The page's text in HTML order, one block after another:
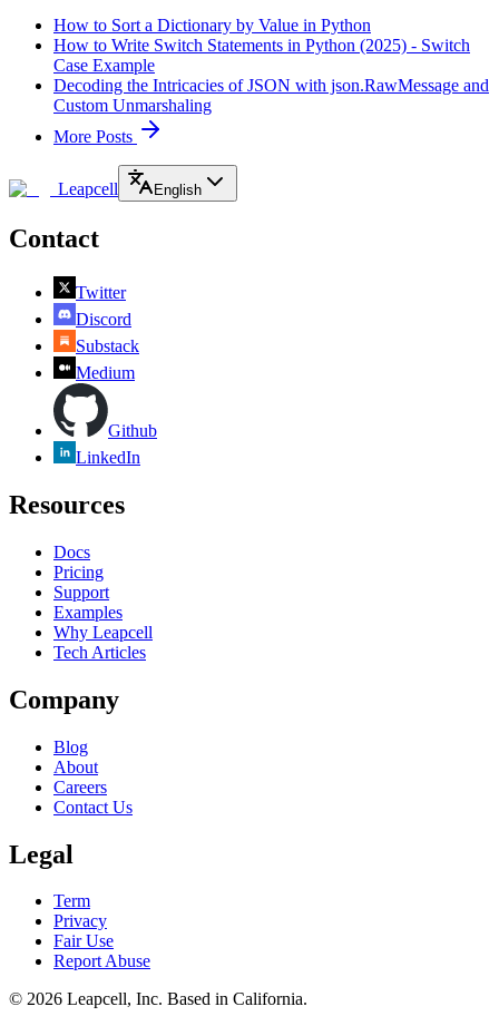
How to Sort a Dictionary by Value in Python
How to Write Switch Statements in Python (2025) - Switch
Case Example
Decoding the Intricacies of JSON with json.RawMessage and
Custom Unmarshaling
More Posts
Leapcell English
Contact
Twitter
Discord
Substack
Medium
Github
LinkedIn
Resources
Docs
Pricing
Support
Examples
Why Leapcell
Tech Articles
Company
Blog
About
Careers
Contact Us
Legal
Term
Privacy
Fair Use
Report Abuse
© 2026 Leapcell, Inc. Based in California.